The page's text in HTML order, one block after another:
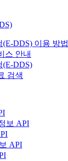
DDS) 이용 방법
스 안내
(E-DDS)
검색
보 API
API